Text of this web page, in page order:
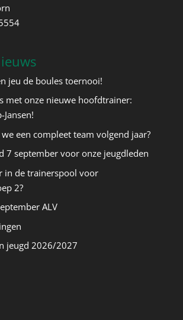
jeu de boules toernooi!
met onze nieuwe hoofdtrainer:
Jansen!
een compleet team volgend jaar?
7 september voor onze jeugdleden
in de trainerspool voor
2?
ALV
jeugd 2026/2027